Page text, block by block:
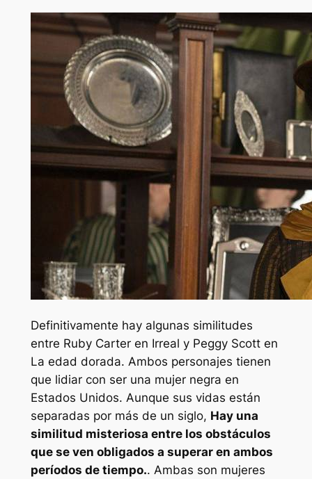
Definitivamente hay algunas similitudes
entre Ruby Carter en Irreal y Peggy Scott en
La edad dorada. Ambos personajes tienen
que lidiar con ser una mujer negra en
Estados Unidos. Aunque sus vidas están
separadas por más de un siglo, Hay una
similitud misteriosa entre los obstáculos
que se ven obligados a superar en ambos
períodos de tiempo.. Ambas son mujeres